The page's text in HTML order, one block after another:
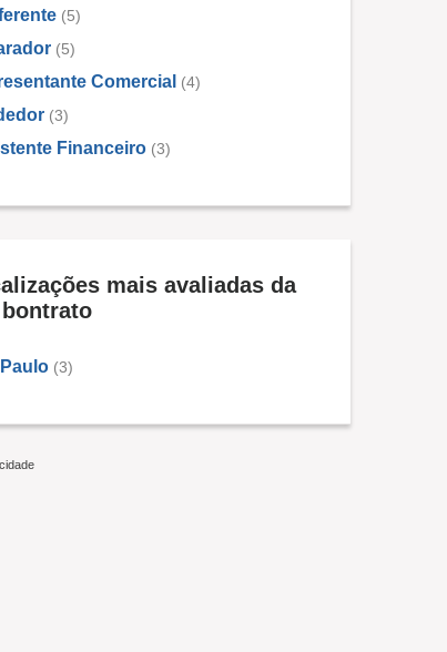
(5)
(5)
Comercial (4)
(3)
Financeiro (3)
mais avaliadas da
(3)